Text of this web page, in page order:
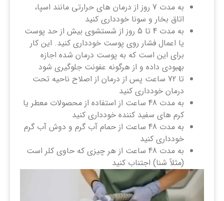
به مدت 7 روز از درمان های حرارتی مانند اسپا،
اتاق بخار و سونا خودداری کنید
به مدت 4 تا 5 روز از شستشوی بیش از حد پوست
یا اعمال فشار روی پوست خودداری کنید. این کار
برای این است که به پوست درمان شده اجازه
بهبودی داده و از هرگونه عفونت جلوگیری شود
تا 72 ساعت پس از درمان از اصلاح ناحیه تحت
درمان خودداری کنید
به مدت 48 ساعت از استفاده از محصولات معطر یا
کرم های سفید کننده خودداری کنید
به مدت 48 ساعت از حمام آب گرم و دوش آب گرم
خودداری کنید
به مدت 48 ساعت از هر چیزی که حاوی کلر است
(مثلاً شنا) اجتناب کنید